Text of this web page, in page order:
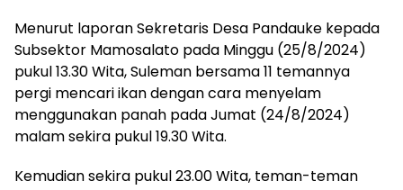
Menurut laporan Sekretaris Desa Pandauke kepada
Subsektor Mamosalato pada Minggu (25/8/2024)
pukul 13.30 Wita, Suleman bersama 11 temannya
pergi mencari ikan dengan cara menyelam
menggunakan panah pada Jumat (24/8/2024)
malam sekira pukul 19.30 Wita.
Kemudian sekira pukul 23.00 Wita, teman-teman